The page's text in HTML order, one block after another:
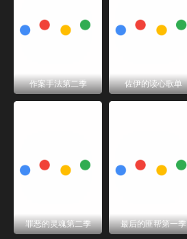
作案手法第二季 佐伊的读心歌单
罪恶的灵魂第二季 最后的匪帮第一季